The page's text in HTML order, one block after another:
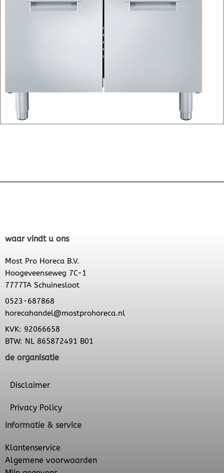
waar vindt u ons
Most Pro Horeca B.V.
Hoogeveenseweg 7C-1
7777TA Schuinesloot
0523-687868
horecahandel@mostprohoreca.nl
KVK: 92066658
BTW: NL 865872491 B01
de organisatie
Disclaimer
Privacy Policy
informatie & service
Klantenservice
Algemene voorwaarden